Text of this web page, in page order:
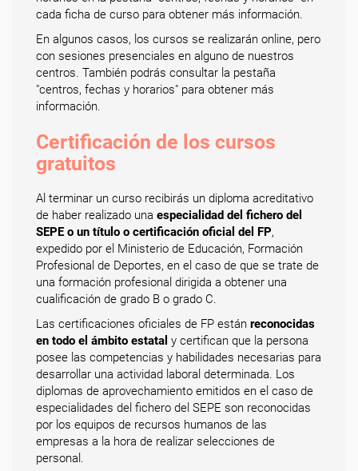
cada ficha de curso para obtener más información.
En algunos casos, los cursos se realizarán online, pero
con sesiones presenciales en alguno de nuestros
centros. También podrás consultar la pestaña
"centros, fechas y horarios" para obtener más
información.
Certificación de los cursos
gratuitos
Al terminar un curso recibirás un diploma acreditativo
de haber realizado una especialidad del fichero del
SEPE o un título o certificación oficial del FP,
expedido por el Ministerio de Educación, Formación
Profesional de Deportes, en el caso de que se trate de
una formación profesional dirigida a obtener una
cualificación de grado B o grado C.
Las certificaciones oficiales de FP están reconocidas
en todo el ámbito estatal y certifican que la persona
posee las competencias y habilidades necesarias para
desarrollar una actividad laboral determinada. Los
diplomas de aprovechamiento emitidos en el caso de
especialidades del fichero del SEPE son reconocidas
por los equipos de recursos humanos de las
empresas a la hora de realizar selecciones de
personal.